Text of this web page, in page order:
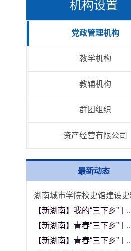
机构设置
党政管理机构
教学机构
教辅机构
群团组织
资产经营有限公司
最新动态
湖南城市学院校史馆建设史
【新湖南】我的“三下乡”丨
【新湖南】青春“三下乡”丨
【新湖南】青春“三下乡”丨